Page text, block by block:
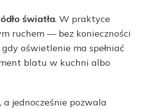
światła. W praktyce
ruchem — bez konieczności
oświetlenie ma spełniać
blatu w kuchni albo
a jednocześnie pozwala